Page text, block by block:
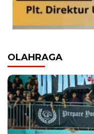
OLAHRAGA